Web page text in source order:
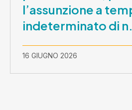
l’assunzione a
indeterminato di n.
Assistente Sociale
Comunicazione
prova orale
16 GIUGNO 2026